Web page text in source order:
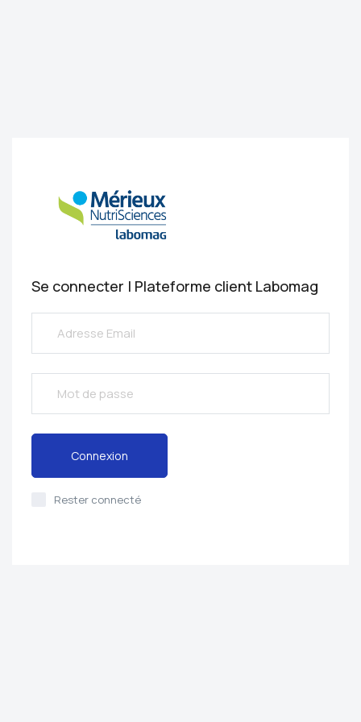
Se connecter | Plateforme client Labomag
Connexion
Rester connecté